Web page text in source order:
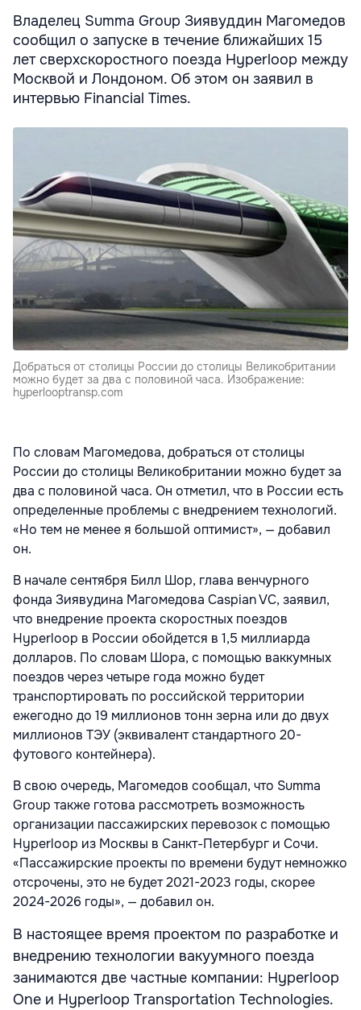
Владелец Summa Group Зиявуддин Магомедов
сообщил о запуске в течение ближайших 15
лет сверхскоростного поезда Hyperloop между
Москвой и Лондоном. Об этом он заявил в
интервью Financial Times.
Добраться от столицы России до столицы Великобритании
можно будет за два с половиной часа. Изображение:
hyperlooptransp.com
По словам Магомедова, добраться от столицы
России до столицы Великобритании можно будет за
два с половиной часа. Он отметил, что в России есть
определенные проблемы с внедрением технологий.
«Но тем не менее я большой оптимист», — добавил
он.
В начале сентября Билл Шор, глава венчурного
фонда Зиявудина Магомедова Caspian VC, заявил,
что внедрение проекта скоростных поездов
Hyperloop в России обойдется в 1,5 миллиарда
долларов. По словам Шора, с помощью ваккумных
поездов через четыре года можно будет
транспортировать по российской территории
ежегодно до 19 миллионов тонн зерна или до двух
миллионов ТЭУ (эквивалент стандартного 20-
футового контейнера).
В свою очередь, Магомедов сообщал, что Summa
Group также готова рассмотреть возможность
организации пассажирских перевозок с помощью
Hyperloop из Москвы в Санкт-Петербург и Сочи.
«Пассажирские проекты по времени будут немножко
отсрочены, это не будет 2021-2023 годы, скорее
2024-2026 годы», — добавил он.
В настоящее время проектом по разработке и
внедрению технологии вакуумного поезда
занимаются две частные компании: Hyperloop
One и Hyperloop Transportation Technologies.